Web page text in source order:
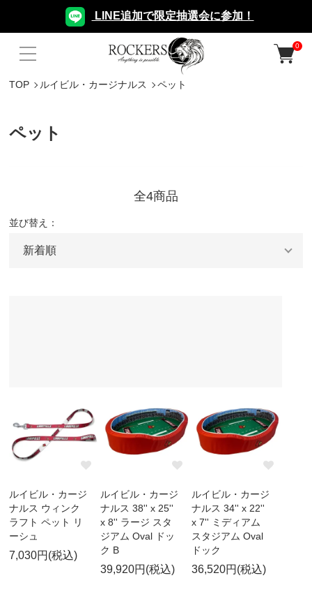
LINE追加で限定抽選会に参加！
0
TOP ルイビル・カージナルス ペット
ペット
全4商品
並び替え：
ルイビル・カージ
ナルス ウィンク
ラフト ペット リ
ーシュ
7,030円(税込)
ルイビル・カージ
ナルス 38'' x 25''
x 8'' ラージ スタ
ジアム Oval ドッ
ク B
39,920円(税込)
ルイビル・カージ
ナルス 34'' x 22''
x 7'' ミディアム
スタジアム Oval
ドック
36,520円(税込)